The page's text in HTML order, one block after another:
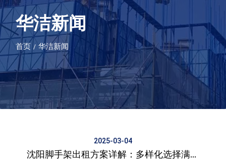
华洁新闻
首页 / 华洁新闻
2025-03-04
沈阳脚手架出租方案详解：多样化选择满足